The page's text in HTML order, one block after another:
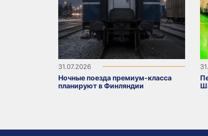
31.07.2026
Ночные поезда премиум-класса
планируют в Финляндии